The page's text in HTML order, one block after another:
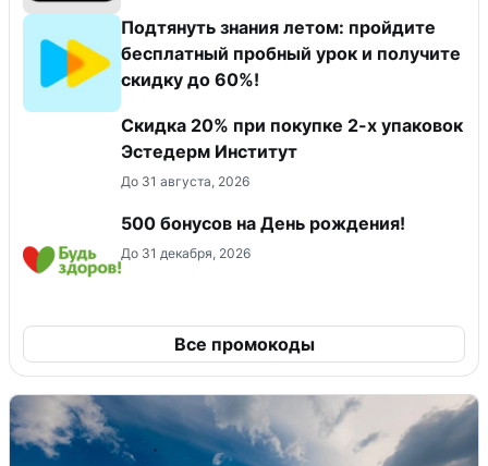
Подтянуть знания летом: пройдите
бесплатный пробный урок и получите
скидку до 60%!
Скидка 20% при покупке 2-х упаковок
Эстедерм Институт
До 31 августа, 2026
500 бонусов на День рождения!
До 31 декабря, 2026
Все промокоды